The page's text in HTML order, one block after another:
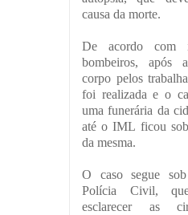
causa da morte.
De acordo com
bombeiros, após
corpo pelos
foi realizada e o
uma funerária da
até o IML ficou sob
da mesma.
O caso segue
Polícia Civil,
esclarecer as